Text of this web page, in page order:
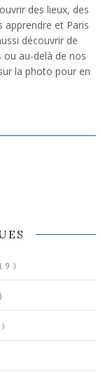
des lieux, des
et Paris
découvrir de
ou au-delà de nos
la photo pour en
( 9 )